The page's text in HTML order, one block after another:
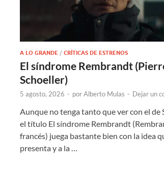
A LO GRANDE /CRÍTICAS DE ESTRENOS
El síndrome Rembrandt
Schoeller)
5 agosto, 2026 - porAlberto Mulas - Dejar un
Aunque no tenga tanto que ver con el de
el título El síndrome Rembrandt
francés) juega bastante bien con la idea
presenta y a la …